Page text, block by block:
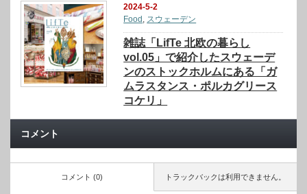
2024-5-2
Food, スウェーデン
雑誌「LifTe 北欧の暮らし
vol.05」で紹介したスウェーデ
ンのストックホルムにある「ガ
ムラスタンス・ポルカグリース
コケリ」
コメント
トラックバックは利用できません。
コメント (0)